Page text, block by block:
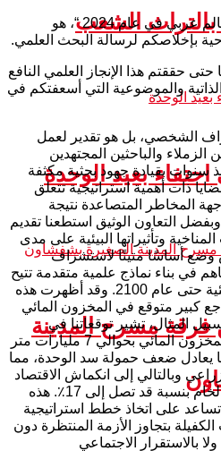
الشعب
بعيد الوحدة
مسرح المدينة
تتويجكم بلقب ” أفضل عالم عربي في عام 2024 “، هو
بإخلاصكم لرسالة البحث العلمي.
حتى حققتم هذا الإنجاز العلمي النافع
والموضوعية التي أسعفتكم في
الشخصي، بل هو تقدير لعمل
والباحثين المجتهدين
سنوات بقيادة جهود بحثية مكثفة
ذات أهمية استراتيجية تتعلق
المخاطر المتصاعدة نتيجة
التعاون الوثيق استطعنا تقديم
وتأثيراتها البيئية على مدى
أساسًا متينًا لاستشراف
في بناء نماذج علمية متقدمة تتيح
توقع تطور الموارد المائية والبيئية حتى عام 2100. وقد أظهرت هذه
كبير متوقع في المخزون المائي
المثال، تشير توقعاتنا في
المغرب إلى انخفاض محتمل للمخزون المائي بحوالي 7 مليارات متر
عام 2080، أي ما يعادل ضعف حمولة سد الوحدة، مما
وبالتالي إلى انكماش الاقتصاد
الوطني وتراجع الناتج الداخلي الخام بنسبة قد تصل إلى 17٪. هذه
على اتخاذ خطط استراتيجية
بتجاوز الأزمة المنتظرة دون
بالاستقرار الاجتماعي